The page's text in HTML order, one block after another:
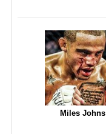
Miles Johns